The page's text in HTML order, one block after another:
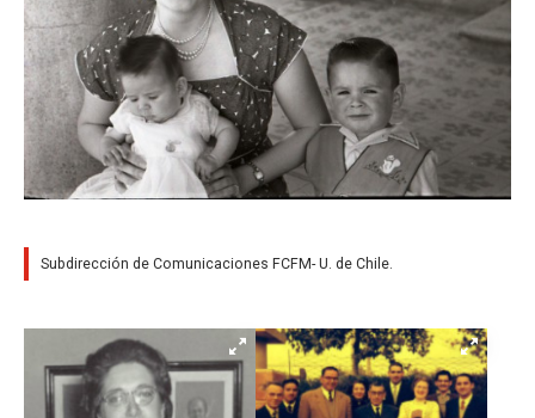
Subdirección de Comunicaciones FCFM- U. de Chile.